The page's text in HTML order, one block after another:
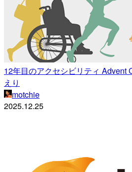
12年目のアクセシビリティ Advent
えり
motchie
2025.12.25